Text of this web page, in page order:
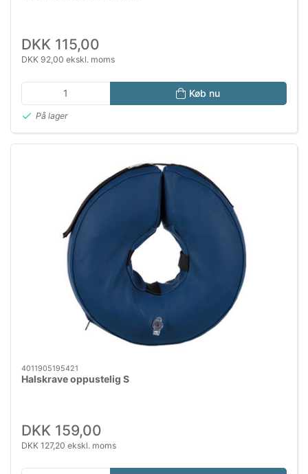
DKK 115,00
DKK 92,00 ekskl. moms
Køb nu
På lager
4011905195421
Halskrave oppustelig S
DKK 159,00
DKK 127,20 ekskl. moms